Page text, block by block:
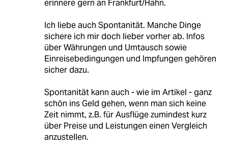
erinnere gern an Frankfurt/Hahn.
Ich liebe auch Spontanität. Manche Dinge
sichere ich mir doch lieber vorher ab. Infos
über Währungen und Umtausch sowie
Einreisebedingungen und Impfungen gehören
sicher dazu.
Spontanität kann auch - wie im Artikel - ganz
schön ins Geld gehen, wenn man sich keine
Zeit nimmt, z.B. für Ausflüge zumindest kurz
über Preise und Leistungen einen Vergleich
anzustellen.